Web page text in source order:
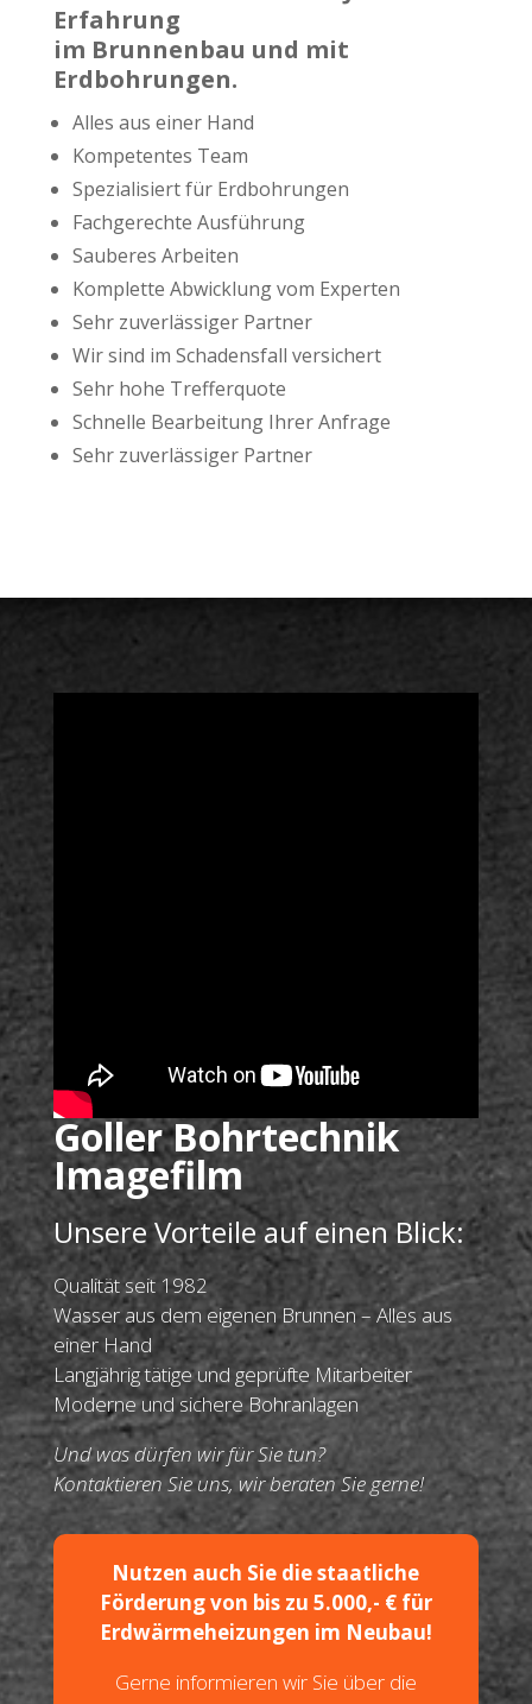
Erfahrung
im Brunnenbau und mit
Erdbohrungen.
Alles aus einer Hand
Kompetentes Team
Spezialisiert für Erdbohrungen
Fachgerechte Ausführung
Sauberes Arbeiten
Komplette Abwicklung vom Experten
Sehr zuverlässiger Partner
Wir sind im Schadensfall versichert
Sehr hohe Trefferquote
Schnelle Bearbeitung Ihrer Anfrage
Sehr zuverlässiger Partner
Goller Bohrtechnik
Imagefilm
Unsere Vorteile auf einen Blick:
Qualität seit 1982
Wasser aus dem eigenen Brunnen – Alles aus
einer Hand
Langjährig tätige und geprüfte Mitarbeiter
Moderne und sichere Bohranlagen
Und was dürfen wir für Sie tun?
Kontaktieren Sie uns, wir beraten Sie gerne!
Nutzen auch Sie die staatliche
Förderung von bis zu 5.000,- € für
Erdwärmeheizungen im Neubau!
Gerne informieren wir Sie über die